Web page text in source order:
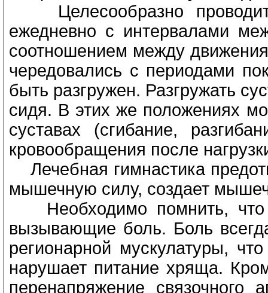
Целесообразно
ежедневно с интервалами
соотношением между
чередовались с периодами
быть разгружен. Разгружать
сидя. В этих же положениях
суставах (сгибание,
кровообращения после
Лечебная гимнастика
мышечную силу, создает
Необходимо помнить, что
вызывающие боль. Боль
регионарной мускулатуры,
нарушает питание хряща.
перенапряжение связочного